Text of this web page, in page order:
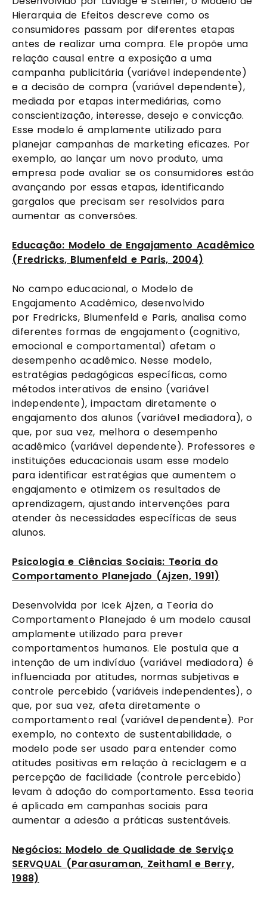
Hierarquia de Efeitos descreve como os
consumidores passam por diferentes etapas
antes de realizar uma compra. Ele propõe uma
relação causal entre a exposição a uma
campanha publicitária (variável independente)
e a decisão de compra (variável dependente),
mediada por etapas intermediárias, como
conscientização, interesse, desejo e convicção.
Esse modelo é amplamente utilizado para
planejar campanhas de marketing eficazes. Por
exemplo, ao lançar um novo produto, uma
empresa pode avaliar se os consumidores estão
avançando por essas etapas, identificando
gargalos que precisam ser resolvidos para
aumentar as conversões.
Educação: Modelo de Engajamento Acadêmico
(Fredricks, Blumenfeld e Paris, 2004)
No campo educacional, o Modelo de
Engajamento Acadêmico, desenvolvido
por Fredricks, Blumenfeld e Paris, analisa como
diferentes formas de engajamento (cognitivo,
emocional e comportamental) afetam o
desempenho acadêmico. Nesse modelo,
estratégias pedagógicas específicas, como
métodos interativos de ensino (variável
independente), impactam diretamente o
engajamento dos alunos (variável mediadora), o
que, por sua vez, melhora o desempenho
acadêmico (variável dependente). Professores e
instituições educacionais usam esse modelo
para identificar estratégias que aumentem o
engajamento e otimizem os resultados de
aprendizagem, ajustando intervenções para
atender às necessidades específicas de seus
alunos.
Psicologia e Ciências Sociais: Teoria do
Comportamento Planejado (Ajzen, 1991)
Desenvolvida por Icek Ajzen, a Teoria do
Comportamento Planejado é um modelo causal
amplamente utilizado para prever
comportamentos humanos. Ele postula que a
intenção de um indivíduo (variável mediadora) é
influenciada por atitudes, normas subjetivas e
controle percebido (variáveis independentes), o
que, por sua vez, afeta diretamente o
comportamento real (variável dependente). Por
exemplo, no contexto de sustentabilidade, o
modelo pode ser usado para entender como
atitudes positivas em relação à reciclagem e a
percepção de facilidade (controle percebido)
levam à adoção do comportamento. Essa teoria
é aplicada em campanhas sociais para
aumentar a adesão a práticas sustentáveis.
Negócios: Modelo de Qualidade de Serviço
SERVQUAL (Parasuraman, Zeithaml e Berry,
1988)